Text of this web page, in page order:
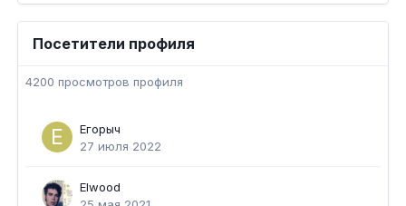
Посетители профиля
4200 просмотров профиля
Егорыч
27 июля 2022
Elwood